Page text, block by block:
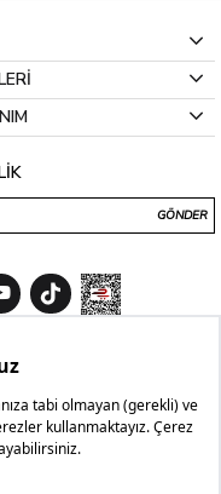
GÖNDER